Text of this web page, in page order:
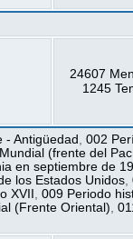
24607
1245
- Antigüedad ,002
(frente del
en septiembre de
los Estados Unidos ,
XVII ,009 Periodo
(Frente Oriental) ,